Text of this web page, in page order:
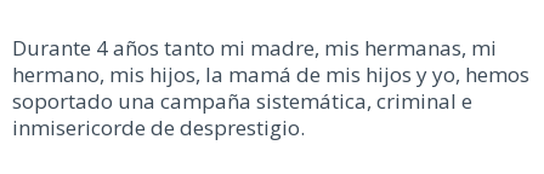
Durante 4 años tanto mi madre, mis hermanas, mi
hermano, mis hijos, la mamá de mis hijos y yo, hemos
soportado una campaña sistemática, criminal e
inmisericorde de desprestigio.